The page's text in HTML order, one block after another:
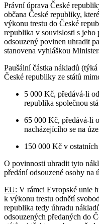
Právní úprava České
občana České republiky,
výkonu trestu do České
republika v souvislosti s
odsouzený povinen uhradit
stanovena vyhláškou
Paušální částka nákladů
České republiky ze států
5 000 Kč, předává-li
republika společnou
65 000 Kč, předává-li
nacházejícího se na
150 000 Kč v
O povinnosti uhradit tyto
předání odsouzené osoby na
EU: V rámci Evropské unie
k výkonu trestu odnětí
republika tedy úhradu
odsouzených předaných do